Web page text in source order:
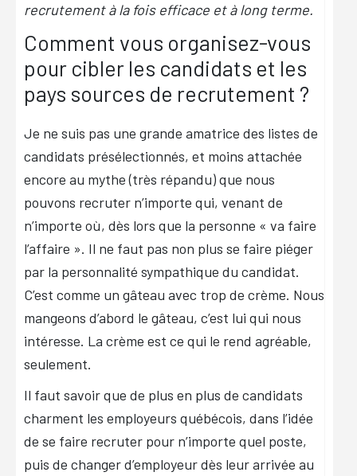
recrutement à la fois efficace et à long terme.
Comment vous organisez-vous
pour cibler les candidats et les
pays sources de recrutement ?
Je ne suis pas une grande amatrice des listes de
candidats présélectionnés, et moins attachée
encore au mythe (très répandu) que nous
pouvons recruter n’importe qui, venant de
n’importe où, dès lors que la personne « va faire
l’affaire ». Il ne faut pas non plus se faire piéger
par la personnalité sympathique du candidat.
C’est comme un gâteau avec trop de crème. Nous
mangeons d’abord le gâteau, c’est lui qui nous
intéresse. La crème est ce qui le rend agréable,
seulement.
Il faut savoir que de plus en plus de candidats
charment les employeurs québécois, dans l’idée
de se faire recruter pour n’importe quel poste,
puis de changer d’employeur dès leur arrivée au